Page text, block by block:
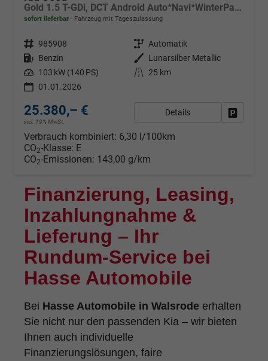
Gold 1.5 T-GDi, DCT Android Auto*Navi*WinterPak*Klimaauto*16"*Kamera*PrivacyGlas*
sofort lieferbar Fahrzeug mit Tageszulassung
Fahrzeugnr. 985908 Getriebe Automatik
Kraftstoff Benzin Außenfarbe
Lunarsilber Metallic
Leistung 103 kW (140 PS) Kilometerstand
25 km
01.01.2026
25.380,– €
incl. 19% MwSt.
Details
Verbrauch kombiniert: 6,30 l/100km
CO2-Klasse: E
CO2-Emissionen: 143,00 g/km
Finanzierung, Leasing,
Inzahlungnahme &
Lieferung – Ihr
Rundum-Service bei
Hasse Automobile
Bei Hasse Automobile in Walsrode erhalten
Sie nicht nur den passenden Kia – wir bieten
Ihnen auch individuelle
Finanzierungslösungen, faire